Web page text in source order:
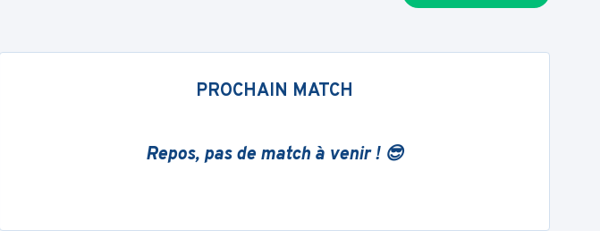
PROCHAIN MATCH
Repos, pas de match à venir ! 😎